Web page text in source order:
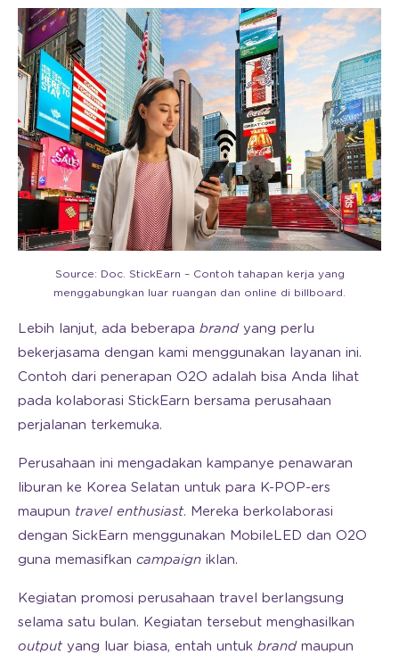
Source: Doc. StickEarn – Contoh tahapan kerja yang
menggabungkan luar ruangan dan online di billboard.
Lebih lanjut, ada beberapa brand yang perlu
bekerjasama dengan kami menggunakan layanan ini.
Contoh dari penerapan O2O adalah bisa Anda lihat
pada kolaborasi StickEarn bersama perusahaan
perjalanan terkemuka.
Perusahaan ini mengadakan kampanye penawaran
liburan ke Korea Selatan untuk para K-POP-ers
maupun travel enthusiast. Mereka berkolaborasi
dengan SickEarn menggunakan MobileLED dan O2O
guna memasifkan campaign iklan.
Kegiatan promosi perusahaan travel berlangsung
selama satu bulan. Kegiatan tersebut menghasilkan
outputyang luar biasa, entah untuk brand maupun